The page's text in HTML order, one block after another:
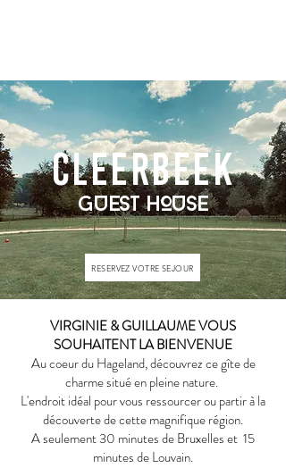
CLEERBEEK
GUEST HOUSE
RESERVEZ VOTRE SEJOUR
VIRGINIE & GUILLAUME VOUS
SOUHAITENT LA BIENVENUE
Au coeur du Hageland, découvrez ce gîte de
charme situé en pleine nature.
L'endroit idéal pour vous ressourcer ou partir à la
découverte de cette magnifique région.
A seulement 30 minutes de Bruxelles et 15
minutes de Louvain.